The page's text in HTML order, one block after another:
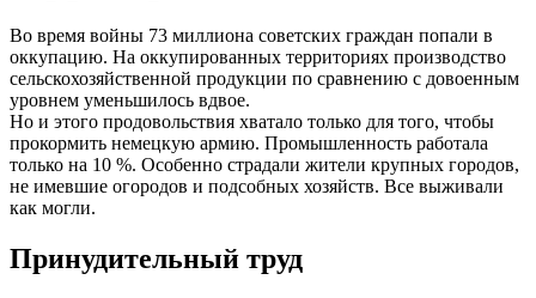
Во время войны 73 миллиона советских граждан попали в
оккупацию. На оккупированных территориях производство
сельскохозяйственной продукции по сравнению с довоенным
уровнем уменьшилось вдвое.
Но и этого продовольствия хватало только для того, чтобы
прокормить немецкую армию. Промышленность работала
только на 10 %. Особенно страдали жители крупных городов,
не имевшие огородов и подсобных хозяйств. Все выживали
как могли.
Принудительный труд